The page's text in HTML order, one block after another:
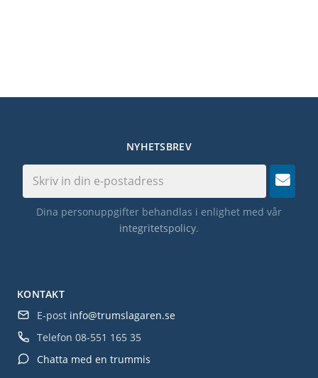
KONTAKT
E-post info@trumslagaren.se
Telefon 08-551 165 35
Chatta med en trummis
NYHETSBREV
Dina personuppgifter behandlas i enlighet med vår
integritetspolicy.